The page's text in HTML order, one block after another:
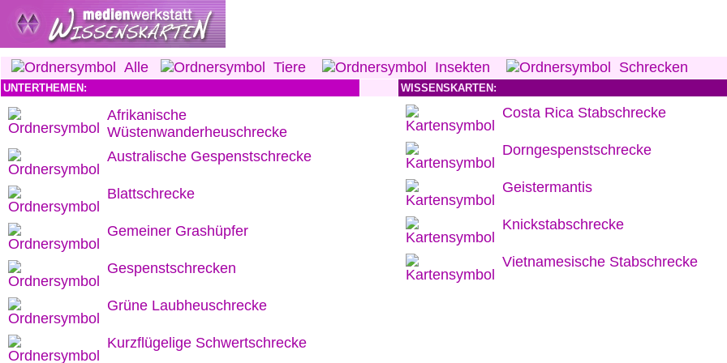
Alle Tiere Insekten Schrecken
UNTERTHEMEN: WISSENSKARTEN:
Afrikanische
Wüstenwanderheuschrecke
Australische Gespenstschrecke
Blattschrecke
Gemeiner Grashüpfer
Gespenstschrecken
Grüne Laubheuschrecke
Kurzflügelige Schwertschrecke
Costa Rica Stabschrecke
Dorngespenstschrecke
Geistermantis
Knickstabschrecke
Vietnamesische Stabschrecke